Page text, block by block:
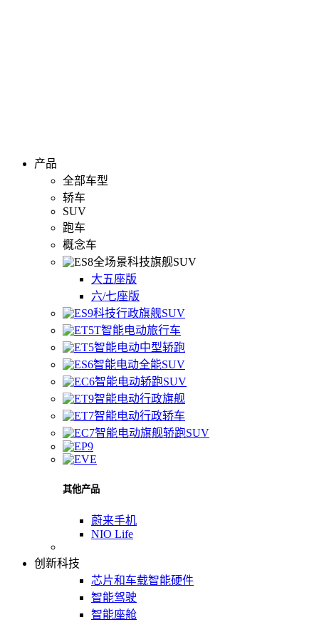
产品
全部车型
轿车
SUV
跑车
概念车
全场景科技旗舰SUV
大五座版
六/七座版
科技行政旗舰SUV
智能电动旅行车
智能电动中型轿跑
智能电动全能SUV
智能电动轿跑SUV
智能电动行政旗舰
智能电动行政轿车
智能电动旗舰轿跑SUV
其他产品
蔚来手机
NIO Life
创新科技
芯片和车载智能硬件
智能驾驶
智能座舱